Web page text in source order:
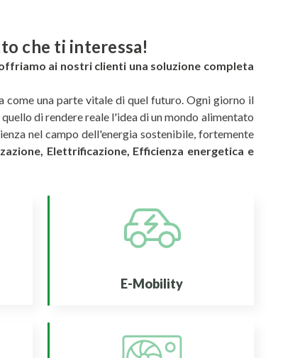
che ti interessa!
ai nostri clienti una soluzione completa
come una parte vitale di quel futuro. Ogni giorno il
di rendere reale l'idea di un mondo alimentato
nel campo dell'energia sostenibile, fortemente
Elettrificazione, Efficienza energetica e
E-Mobility